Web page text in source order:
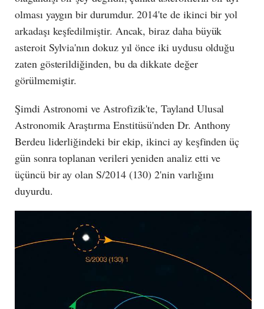
olması yaygın bir durumdur. 2014'te de ikinci bir yol
arkadaşı keşfedilmiştir. Ancak, biraz daha büyük
asteroit Sylvia'nın dokuz yıl önce iki uydusu olduğu
zaten gösterildiğinden, bu da dikkate değer
görülmemiştir.
Şimdi Astronomi ve Astrofizik'te, Tayland Ulusal
Astronomik Araştırma Enstitüsü'nden Dr. Anthony
Berdeu liderliğindeki bir ekip, ikinci ay keşfinden üç
gün sonra toplanan verileri yeniden analiz etti ve
üçüncü bir ay olan S/2014 (130) 2'nin varlığını
duyurdu.